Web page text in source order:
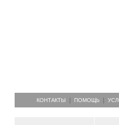
КОНТАКТЫ ПОМОЩЬ